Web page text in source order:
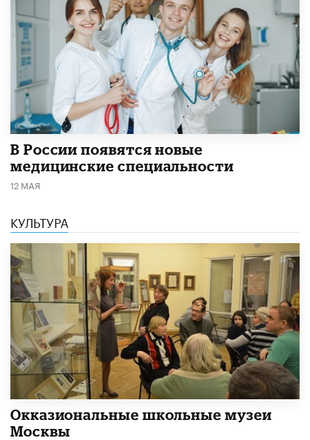
В России появятся новые
медицинские специальности
12 МАЯ
КУЛЬТУРА
​Окказиональные школьные музеи
Москвы